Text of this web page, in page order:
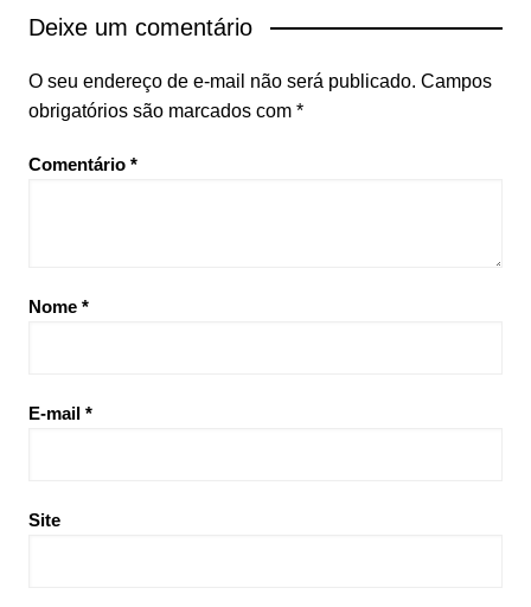
Deixe um comentário
O seu endereço de e-mail não será publicado. Campos
obrigatórios são marcados com *
Comentário *
Nome *
E-mail *
Site